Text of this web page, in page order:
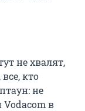
не хвалят,
кто
не
Vodacom в